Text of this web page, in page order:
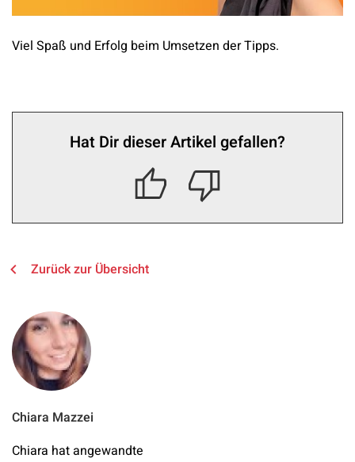
Viel Spaß und Erfolg beim Umsetzen der Tipps.
Hat Dir dieser Artikel gefallen?
Zurück zur Übersicht
Chiara Mazzei
Chiara hat angewandte